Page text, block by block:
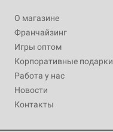
О магазине
Франчайзинг
Игры оптом
Корпоративные подарки
Работа у нас
Новости
Контакты